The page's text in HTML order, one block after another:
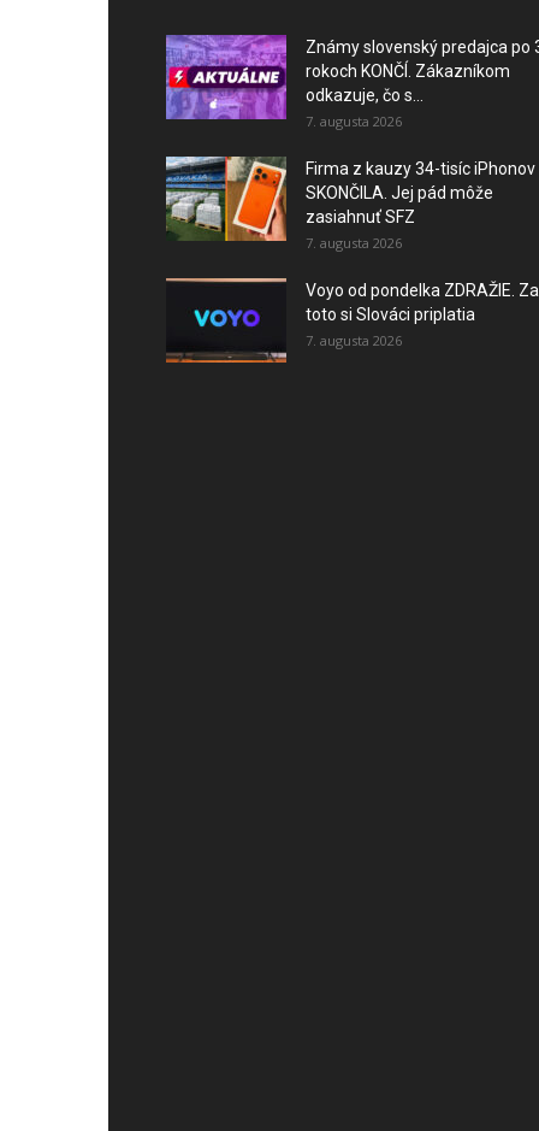
Známy slovenský predajca po
rokoch KONČÍ. Zákazníkom
odkazuje, čo s...
7. augusta 2026
Firma z kauzy 34-tisíc iPhonov
SKONČILA. Jej pád môže
zasiahnuť SFZ
7. augusta 2026
Voyo od pondelka ZDRAŽIE. Za
toto si Slováci priplatia
7. augusta 2026